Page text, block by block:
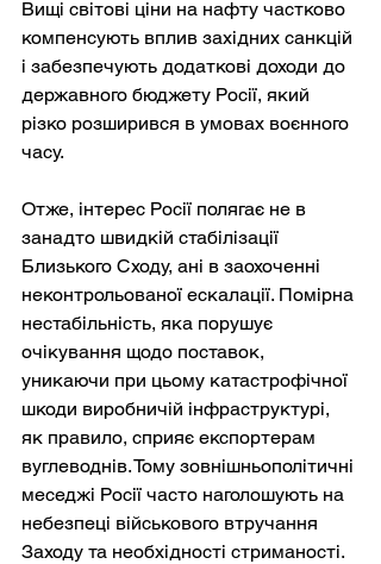
Вищі світові ціни на нафту частково
компенсують вплив західних санкцій
і забезпечують додаткові доходи до
державного бюджету Росії, який
різко розширився в умовах воєнного
часу.
Отже, інтерес Росії полягає не в
занадто швидкій стабілізації
Близького Сходу, ані в заохоченні
неконтрольованої ескалації. Помірна
нестабільність, яка порушує
очікування щодо поставок,
уникаючи при цьому катастрофічної
шкоди виробничій інфраструктурі,
як правило, сприяє експортерам
вуглеводнів. Тому зовнішньополітичні
меседжі Росії часто наголошують на
небезпеці військового втручання
Заходу та необхідності стриманості.